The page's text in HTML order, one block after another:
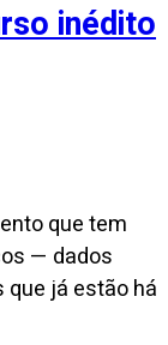
inédito
que tem
— dados
que já estão há